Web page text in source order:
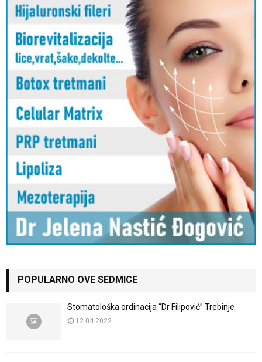
POPULARNO OVE SEDMICE
Stomatološka ordinacija “Dr Filipović” Trebinje
12.04.2022